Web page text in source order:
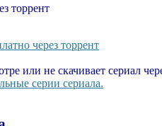
торрент
через торрент
или не скачивает сериал
серии сериала.